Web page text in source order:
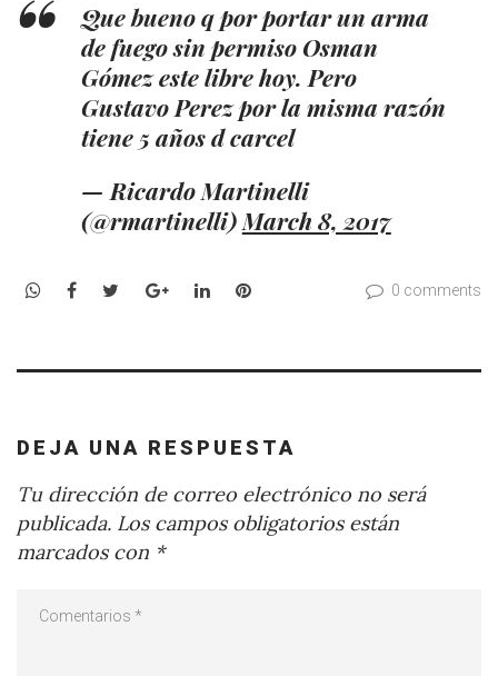
Que bueno q por portar un arma
de fuego sin permiso Osman
Gómez este libre hoy. Pero
Gustavo Perez por la misma razón
tiene 5 años d carcel
— Ricardo Martinelli
(@rmartinelli) March 8, 2017
WhatsApp
Facebook
TwitterGoogle+LinkedInPinterest 0 comments
DEJA UNA RESPUESTA
Tu dirección de correo electrónico no será
publicada. Los campos obligatorios están
marcados con *